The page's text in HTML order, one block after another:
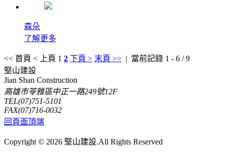
森朵
了解更多
<< 首頁 < 上頁 1 2 下頁 > 末頁 >> | 當前記錄 1 - 6 / 9
堅山建設
Jian Shan Construction
高雄市苓雅區中正一路249號12F
TEL(07)751-5101
FAX(07)716-0032
回頁面頂端
Copyright © 2026 堅山建設.All Rights Reserved